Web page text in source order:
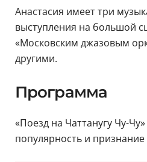
Анастасия имеет три
выступления на большой
«Московским джазовым
другими.
Программа
«Поезд на Чаттанугу Чу-
популярность и